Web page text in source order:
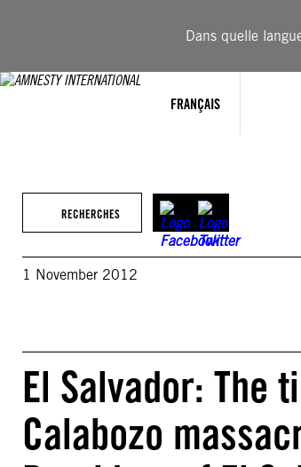
Dans quelle
FRANÇAIS
RECHERCHES
1 November 2012
El Salvador: The
Calabozo